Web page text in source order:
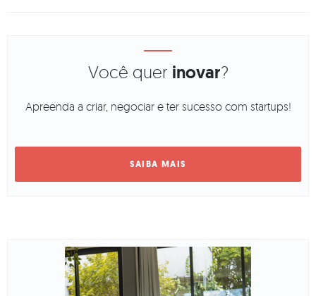
Você quer inovar?
Apreenda a criar, negociar e ter sucesso com startups!